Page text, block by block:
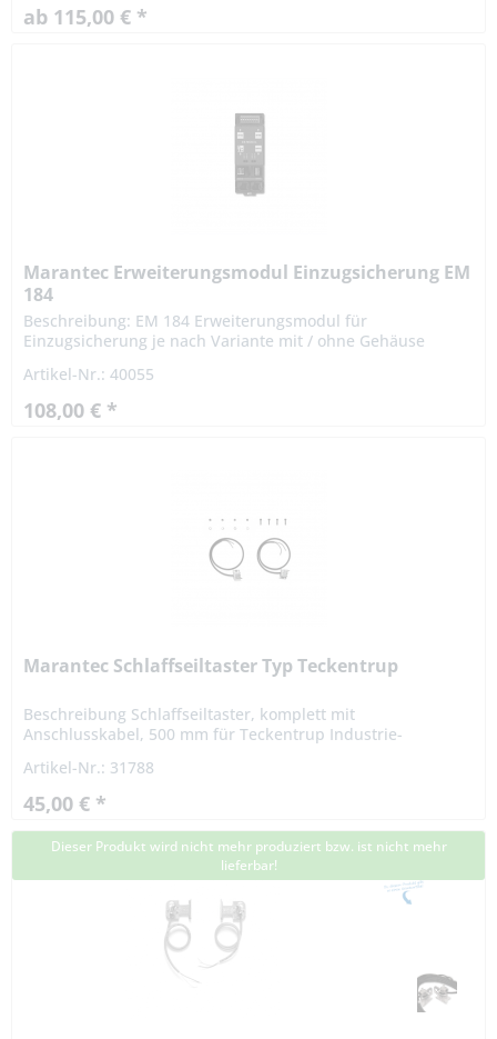
ab 115,00 € *
Marantec Erweiterungsmodul Einzugsicherung EM
184
Beschreibung: EM 184 Erweiterungsmodul für
Einzugsicherung je nach Variante mit / ohne Gehäuse
Einzugsicherungen...
Artikel-Nr.: 40055
108,00 € *
Marantec Schlaffseiltaster Typ Teckentrup
Beschreibung Schlaffseiltaster, komplett mit
Anschlusskabel, 500 mm für Teckentrup Industrie-
den Ruhestromkreis wenn das...
Artikel-Nr.: 31788
45,00 € *
Dieser Produkt wird nicht mehr produziert bzw. ist nicht mehr
lieferbar!